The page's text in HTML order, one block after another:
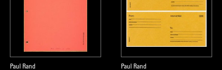
Paul Rand
Paul Rand